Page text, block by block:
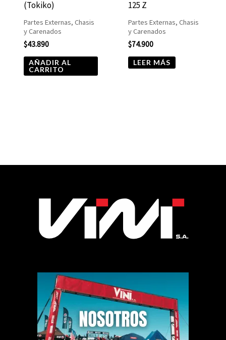
(Tokiko)
Partes Externas, Chasis
y Carenados
$43.890
AÑADIR AL
CARRITO
125 Z
Partes Externas, Chasis
y Carenados
$74.900
LEER MÁS